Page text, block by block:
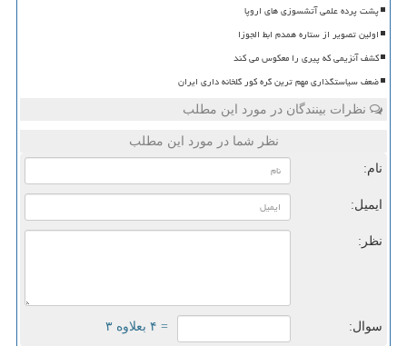
پشت پرده علمی آتشسوزی های اروپا
اولین تصویر از ستاره همدم ابط الجوزا
کشف آنزیمی که پیری را معکوس می کند
ضعف سیاستگذاری مهم ترین گره کور گلخانه داری ایران
نظرات بینندگان در مورد این مطلب
نظر شما در مورد این مطلب
نام:
ایمیل:
نظر:
سوال: = ۴ بعلاوه ۳